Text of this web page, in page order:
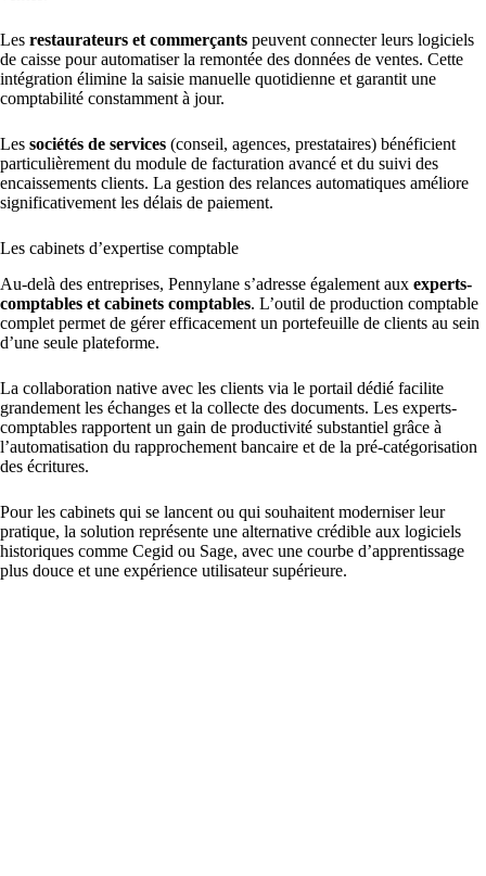
Les restaurateurs et commerçants peuvent connecter leurs logiciels
de caisse pour automatiser la remontée des données de ventes. Cette
intégration élimine la saisie manuelle quotidienne et garantit une
comptabilité constamment à jour.
Les sociétés de services (conseil, agences, prestataires) bénéficient
particulièrement du module de facturation avancé et du suivi des
encaissements clients. La gestion des relances automatiques améliore
significativement les délais de paiement.
Les cabinets d’expertise comptable
Au-delà des entreprises, Pennylane s’adresse également aux experts-
comptables et cabinets comptables. L’outil de production comptable
complet permet de gérer efficacement un portefeuille de clients au sein
d’une seule plateforme.
La collaboration native avec les clients via le portail dédié facilite
grandement les échanges et la collecte des documents. Les experts-
comptables rapportent un gain de productivité substantiel grâce à
l’automatisation du rapprochement bancaire et de la pré-catégorisation
des écritures.
Pour les cabinets qui se lancent ou qui souhaitent moderniser leur
pratique, la solution représente une alternative crédible aux logiciels
historiques comme Cegid ou Sage, avec une courbe d’apprentissage
plus douce et une expérience utilisateur supérieure.